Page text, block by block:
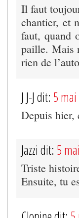
Il faut
chantier, et
faut, quand
paille. Mais
rien de
J J-J dit: 5
Depuis
Jazzi dit: 5
Triste
Ensuite, tu